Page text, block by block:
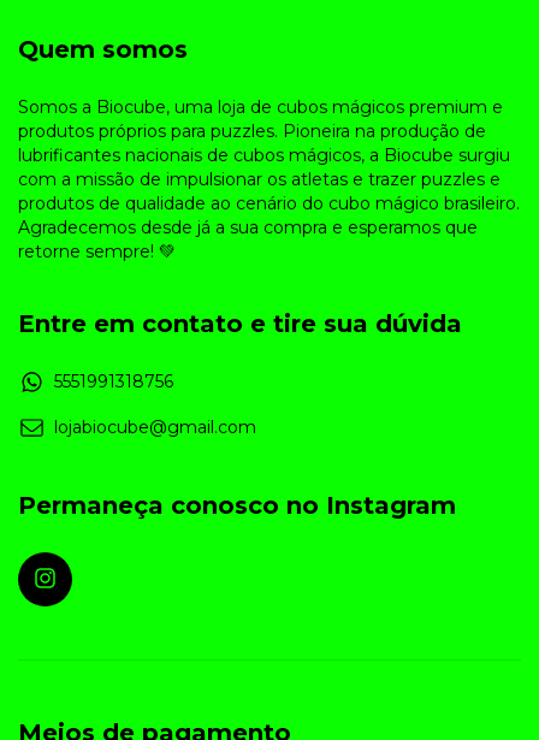
Quem somos
Somos a Biocube, uma loja de cubos mágicos premium e
produtos próprios para puzzles. Pioneira na produção de
lubrificantes nacionais de cubos mágicos, a Biocube surgiu
com a missão de impulsionar os atletas e trazer puzzles e
produtos de qualidade ao cenário do cubo mágico brasileiro.
Agradecemos desde já a sua compra e esperamos que
retorne sempre! 💚
Entre em contato e tire sua dúvida
5551991318756
lojabiocube@gmail.com
Permaneça conosco no Instagram
Meios de pagamento